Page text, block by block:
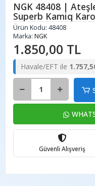
NGK 48408 |
Superb Kamiq
1.0 TSI | 1.2 TSI |
Ürün Kodu: 48408
Marka: NGK
1.850,00 TL
Havale/EFT ile
Güvenli Alışveriş